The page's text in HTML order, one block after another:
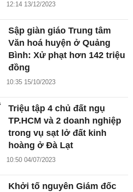
12:14 13/12/2023
Sập giàn giáo Trung tâm
Văn hoá huyện ở Quảng
Bình: Xử phạt hơn 142 triệu
đồng
10:35 15/10/2023
Triệu tập 4 chủ đất ngụ
TP.HCM và 2 doanh nghiệp
trong vụ sạt lở đất kinh
hoàng ở Đà Lạt
10:50 04/07/2023
Khởi tố nguyên Giám đốc